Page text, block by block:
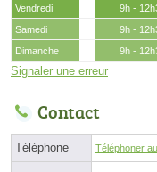
Vendredi
9h -
Samedi
9h -
Dimanche
9h -
Signaler une erreur
Contact
Téléphone Téléphoner